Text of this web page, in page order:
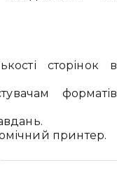
сторінок в
форматів
принтер.